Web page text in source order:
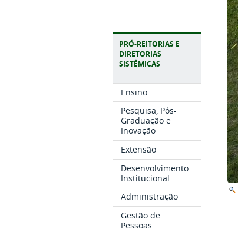
PRÓ-REITORIAS E
DIRETORIAS
SISTÊMICAS
Ensino
Pesquisa, Pós-
Graduação e
Inovação
Extensão
Desenvolvimento
Institucional
Administração
Gestão de
Pessoas